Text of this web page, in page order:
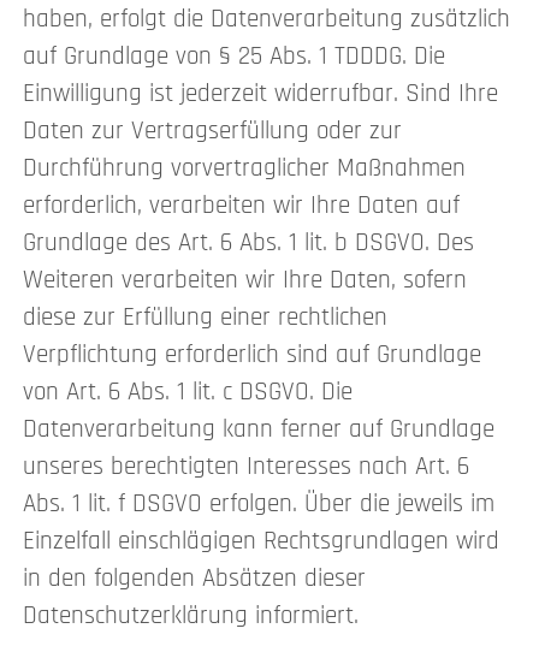
haben, erfolgt die Datenverarbeitung zusätzlich
auf Grundlage von § 25 Abs. 1 TDDDG. Die
Einwilligung ist jederzeit widerrufbar. Sind Ihre
Daten zur Vertragserfüllung oder zur
Durchführung vorvertraglicher Maßnahmen
erforderlich, verarbeiten wir Ihre Daten auf
Grundlage des Art. 6 Abs. 1 lit. b DSGVO. Des
Weiteren verarbeiten wir Ihre Daten, sofern
diese zur Erfüllung einer rechtlichen
Verpflichtung erforderlich sind auf Grundlage
von Art. 6 Abs. 1 lit. c DSGVO. Die
Datenverarbeitung kann ferner auf Grundlage
unseres berechtigten Interesses nach Art. 6
Abs. 1 lit. f DSGVO erfolgen. Über die jeweils im
Einzelfall einschlägigen Rechtsgrundlagen wird
in den folgenden Absätzen dieser
Datenschutzerklärung informiert.